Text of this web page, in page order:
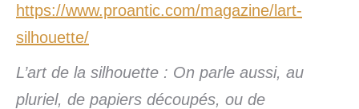
https://www.proantic.com/magazine/lart-
silhouette/
L’art de la silhouette : On parle aussi, au
pluriel, de papiers découpés, ou de